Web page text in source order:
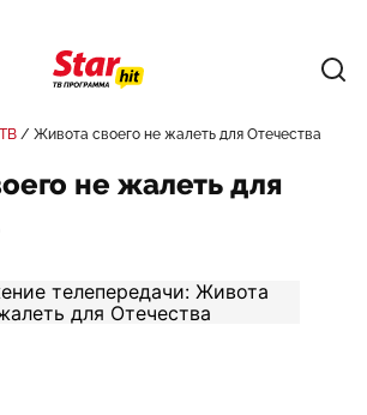
Живота своего не жалеть для Отечества
не жалеть для